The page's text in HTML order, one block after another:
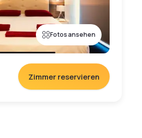
Fotos ansehen
Zimmer reservieren